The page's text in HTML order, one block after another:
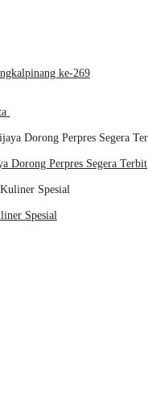
ke-269
Dorong Perpres Segera Terbit
Spesial